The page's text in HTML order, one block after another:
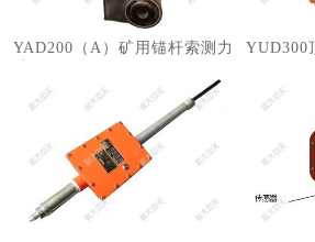
YAD200（A）矿用锚杆索测力
​YUD300